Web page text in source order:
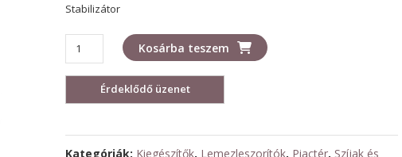
Stabilizátor
Központosító
mennyiség
Kosárba teszem
Kategóriák: Kiegészítők, Lemezleszorítók, Piactér, Szíjak és